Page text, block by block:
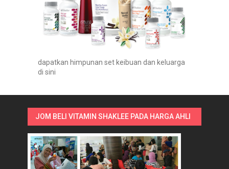
dapatkan himpunan set keibuan dan keluarga
di sini
JOM BELI VITAMIN SHAKLEE PADA HARGA AHLI